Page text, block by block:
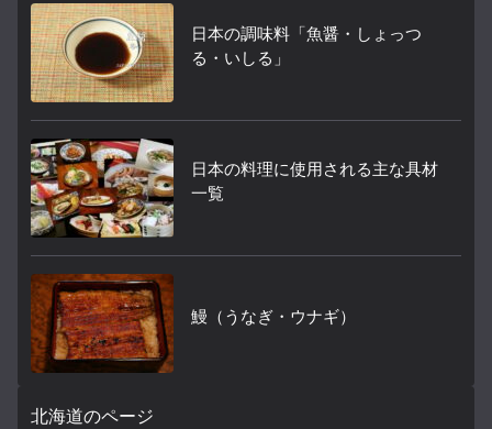
日本の調味料「魚醤・しょっつ
る・いしる」
日本の料理に使用される主な具材
一覧
鰻（うなぎ・ウナギ）
北海道のページ